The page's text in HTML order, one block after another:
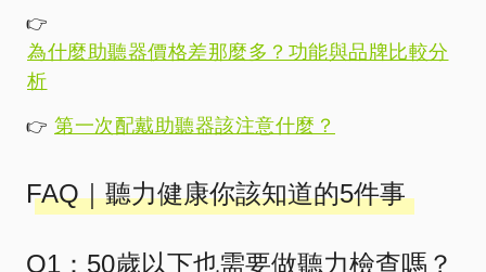
👉
為什麼助聽器價格差那麼多？功能與品牌比較分
析
👉 第一次配戴助聽器該注意什麼？
FAQ｜聽力健康你該知道的5件事
Q1：50歲以下也需要做聽力檢查嗎？